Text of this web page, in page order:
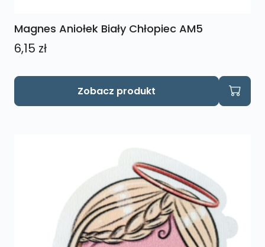
Magnes Aniołek Biały Chłopiec AM5
6,15 zł
Zobacz produkt